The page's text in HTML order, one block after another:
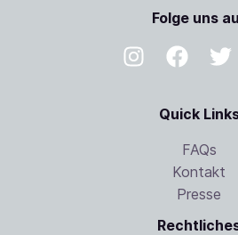
Folge uns
Quick
FAQs
Kontakt
Presse